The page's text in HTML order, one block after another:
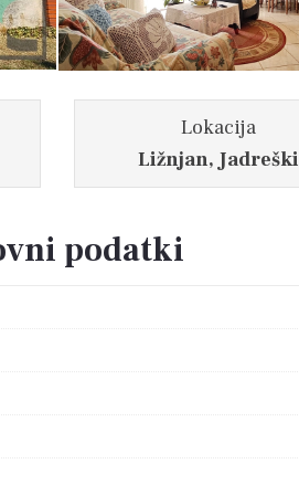
Lokacija
Ližnjan, Jadreški
podatki